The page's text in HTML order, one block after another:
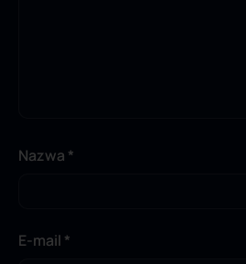
Nazwa *
E-mail *